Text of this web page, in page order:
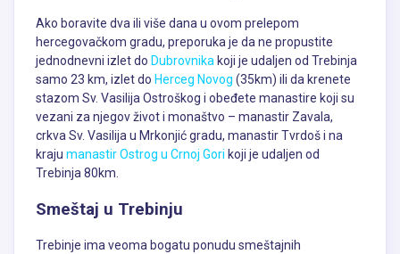
Ako boravite dva ili više dana u ovom prelepom
hercegovačkom gradu, preporuka je da ne propustite
jednodnevni izlet do Dubrovnika koji je udaljen od Trebinja
samo 23 km, izlet do Herceg Novog (35km) ili da krenete
stazom Sv. Vasilija Ostroškog i obeđete manastire koji su
vezani za njegov život i monaštvo – manastir Zavala,
crkva Sv. Vasilija u Mrkonjić gradu, manastir Tvrdoš i na
kraju manastir Ostrog u Crnoj Gori koji je udaljen od
Trebinja 80km.
Smeštaj u Trebinju
Trebinje ima veoma bogatu ponudu smeštajnih